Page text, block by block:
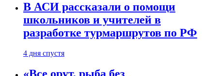
В АСИ рассказали о помощи
школьников и учителей в
разработке турмаршрутов по РФ
4 дня спустя